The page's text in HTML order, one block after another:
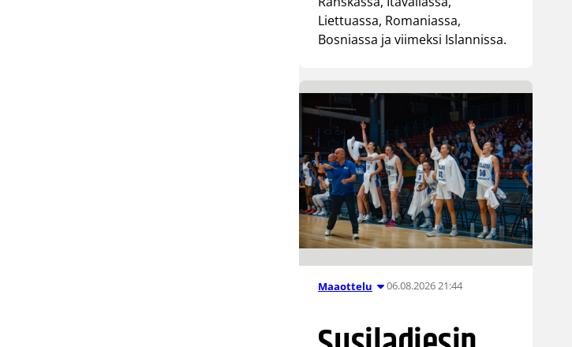
Liettuassa, Romaniassa,
Bosniassa ja viimeksi Islannissa.
Maaottelu 06.08.2026 21:44